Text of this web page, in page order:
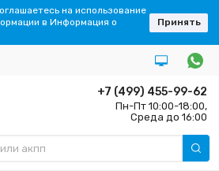
+7 (499) 455-99-62
Пн-Пт 10:00-18:00,
Среда до 16:00
на использование
в Информация о
Принять